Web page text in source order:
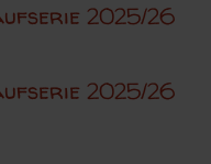
2025/26
2025/26